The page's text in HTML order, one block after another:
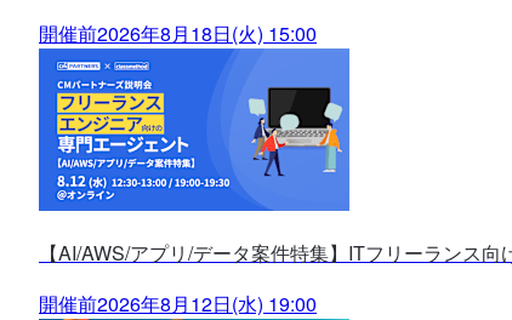
開催前2026年8月18日(火) 15:00
【AI/AWS/アプリ/データ案件特集】ITフリーランス
開催前2026年8月12日(水) 19:00